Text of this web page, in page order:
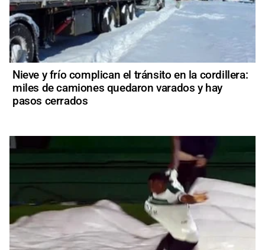
Nieve y frío complican el tránsito en la cordillera:
miles de camiones quedaron varados y hay
pasos cerrados